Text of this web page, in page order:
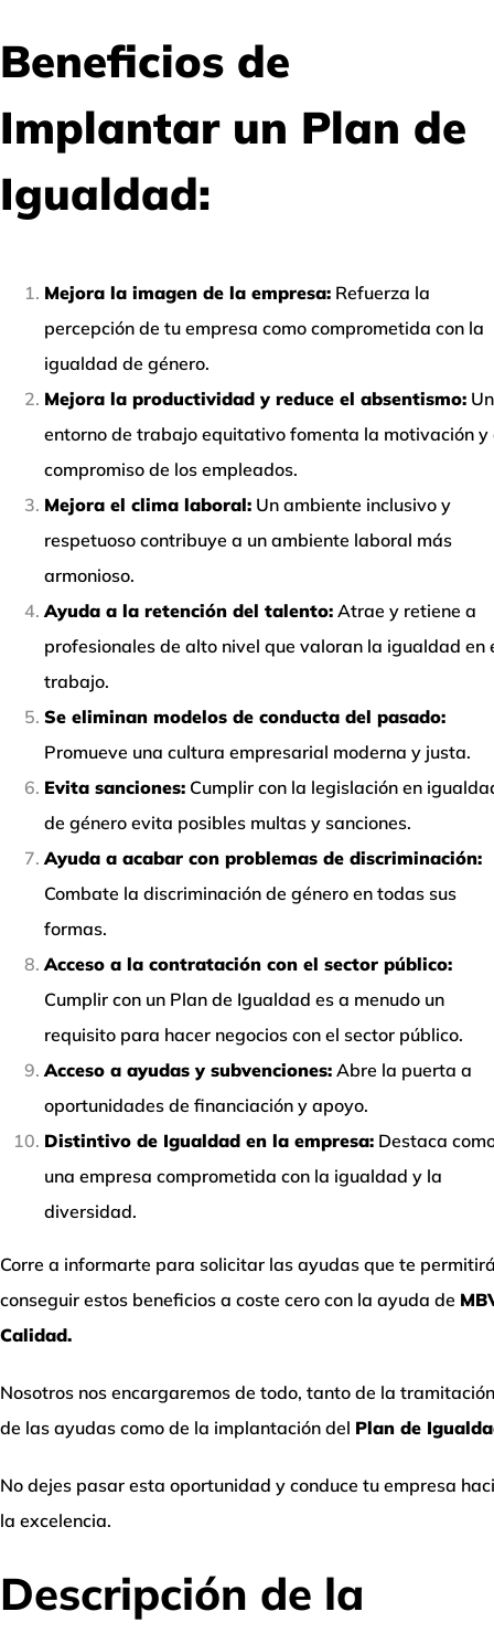
Beneficios de
Implantar un Plan de
Igualdad:
Mejora la imagen de la empresa: Refuerza la
percepción de tu empresa como comprometida con la
igualdad de género.
Mejora la productividad y reduce el absentismo: Un
entorno de trabajo equitativo fomenta la motivación y
compromiso de los empleados.
Mejora el clima laboral: Un ambiente inclusivo y
respetuoso contribuye a un ambiente laboral más
armonioso.
Ayuda a la retención del talento: Atrae y retiene a
profesionales de alto nivel que valoran la igualdad en
trabajo.
Se eliminan modelos de conducta del pasado:
Promueve una cultura empresarial moderna y justa.
Evita sanciones: Cumplir con la legislación en
de género evita posibles multas y sanciones.
Ayuda a acabar con problemas de discriminación:
Combate la discriminación de género en todas sus
formas.
Acceso a la contratación con el sector público:
Cumplir con un Plan de Igualdad es a menudo un
requisito para hacer negocios con el sector público.
Acceso a ayudas y subvenciones: Abre la puerta a
oportunidades de financiación y apoyo.
Distintivo de Igualdad en la empresa: Destaca
una empresa comprometida con la igualdad y la
diversidad.
Corre a informarte para solicitar las ayudas que te
conseguir estos beneficios a coste cero con la ayuda de
Calidad.
Nosotros nos encargaremos de todo, tanto de la tramitación
de las ayudas como de la implantación del Plan de
No dejes pasar esta oportunidad y conduce tu empresa
la excelencia.
Descripción de la